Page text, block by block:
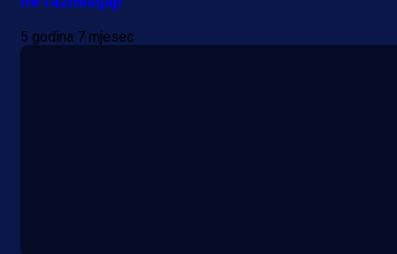
5 godina 7 mjesec